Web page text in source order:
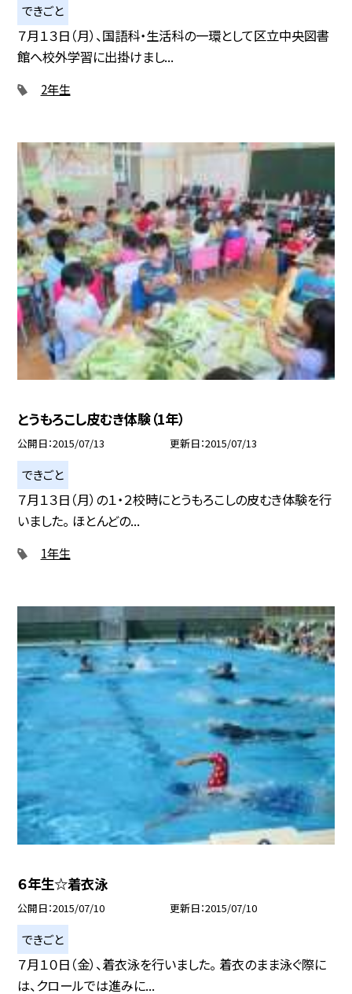
できごと
７月１３日（月）、国語科・生活科の一環として区立中央図書
館へ校外学習に出掛けまし...
2年生
とうもろこし皮むき体験（1年）
公開日 2015/07/13 更新日 2015/07/13
できごと
７月１３日（月）の１・２校時にとうもろこしの皮むき体験を行
いました。 ほとんどの...
1年生
６年生☆着衣泳
公開日 2015/07/10 更新日 2015/07/10
できごと
７月１０日（金）、着衣泳を行いました。 着衣のまま泳ぐ際に
は、クロールでは進みに...